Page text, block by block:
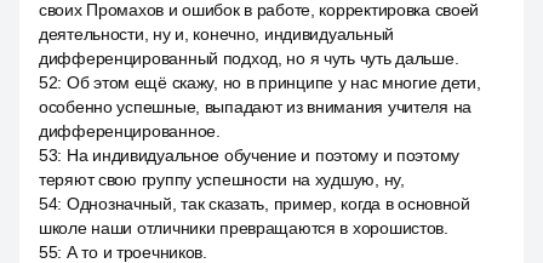
своих Промахов и ошибок в работе, корректировка своей
деятельности, ну и, конечно, индивидуальный
дифференцированный подход, но я чуть чуть дальше.
52: Об этом ещё скажу, но в принципе у нас многие дети,
особенно успешные, выпадают из внимания учителя на
дифференцированное.
53: На индивидуальное обучение и поэтому и поэтому
теряют свою группу успешности на худшую, ну,
54: Однозначный, так сказать, пример, когда в основной
школе наши отличники превращаются в хорошистов.
55: А то и троечников.